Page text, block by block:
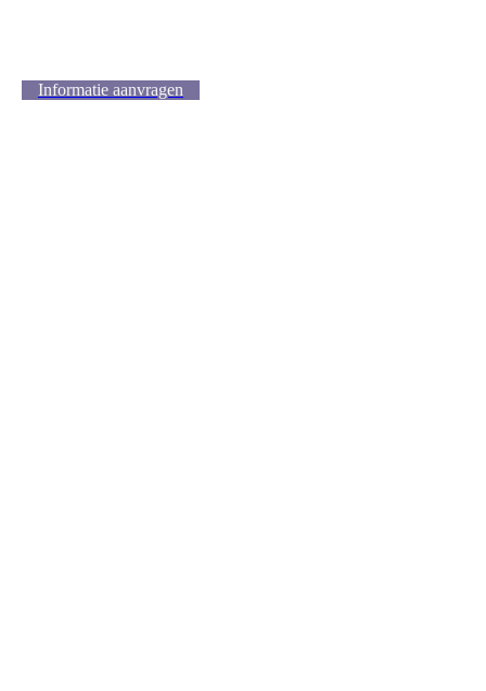
Informatie aanvragen